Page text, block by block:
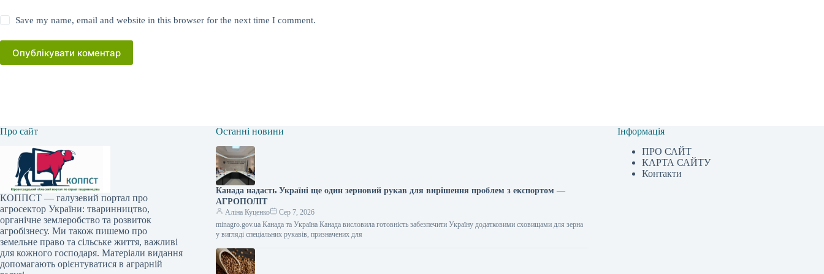
Save my name, email and website in this browser for the next time I comment.
Опублікувати коментар
Про сайт
КОППСТ — галузевий портал про
агросектор України: тваринництво,
органічне землеробство та розвиток
агробізнесу. Ми також пишемо про
земельне право та сільське життя, важливі
для кожного господаря. Матеріали видання
допомагають орієнтуватися в аграрній
Останні новини
Канада надасть Україні ще один зерновий рукав для вирішення проблем з експортом —
АГРОПОЛІТ
Аліна Куценко
Сер 7, 2026
minagro.gov.ua Канада та Україна Канада висловила готовність забезпечити Україну додатковими сховищами для зерна
у вигляді спеціальних рукавів, призначених для
Інформація
ПРО САЙТ
КАРТА САЙТУ
Контакти